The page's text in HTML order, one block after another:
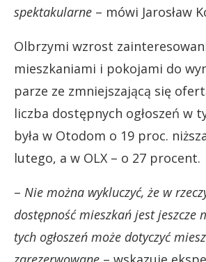
spektakularne – mówi Jarosław
Olbrzymi wzrost
mieszkaniami i pokojami do
parze ze zmniejszającą się
liczba dostępnych ogłoszeń w
była w Otodom o 19 proc.
lutego, a w OLX – o 27 procent.
– Nie można wykluczyć, że w
dostępność mieszkań jest jeszcze
tych ogłoszeń może dotyczyć